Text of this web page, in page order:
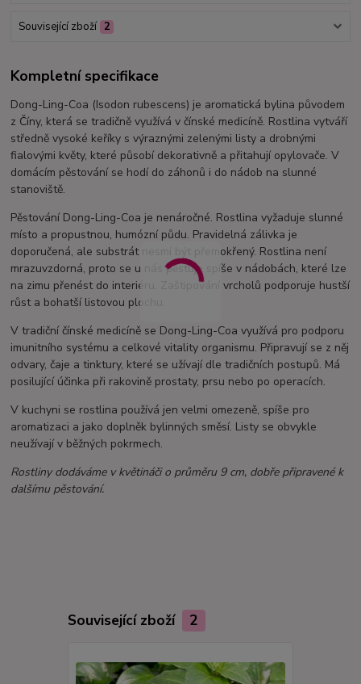
Související zboží 2
Kompletní specifikace
Dong-Ling-Coa (Isodon rubescens) je aromatická bylina původem
z Číny, která se tradičně využívá v čínské medicíně. Rostlina vytváří
středně vysoké keříky s výraznými zelenými listy a drobnými
fialovými květy, které působí dekorativně a přitahují opylovače. V
domácím pěstování se hodí do záhonů i do nádob na slunné
stanoviště.
Pěstování Dong-Ling-Coa je nenáročné. Rostlina vyžaduje slunné
místo a propustnou, humózní půdu. Pravidelná zálivka je
doporučená, ale substrát nesmí být přemokřený. Rostlina není
mrazuvzdorná, proto se u nás pěstuje spíše v nádobách, které lze
na zimu přenést do interiéru. Zaštipování vrcholů podporuje hustší
růst a bohatší listovou plochu.
V tradiční čínské medicíně se Dong-Ling-Coa využívá pro podporu
imunitního systému a celkové vitality organismu. Připravují se z něj
odvary, čaje a tinktury, které se užívají dle tradičních postupů. Má
posilující účinka při rakovině prostaty, prsu nebo po operacích.
V kuchyni se rostlina používá jen velmi omezeně, spíše pro
aromatizaci a jako doplněk bylinných směsí. Listy se obvykle
neužívají v běžných pokrmech.
Rostliny dodáváme v květináči o průměru 9 cm, dobře připravené k
dalšímu pěstování.
Související zboží 2